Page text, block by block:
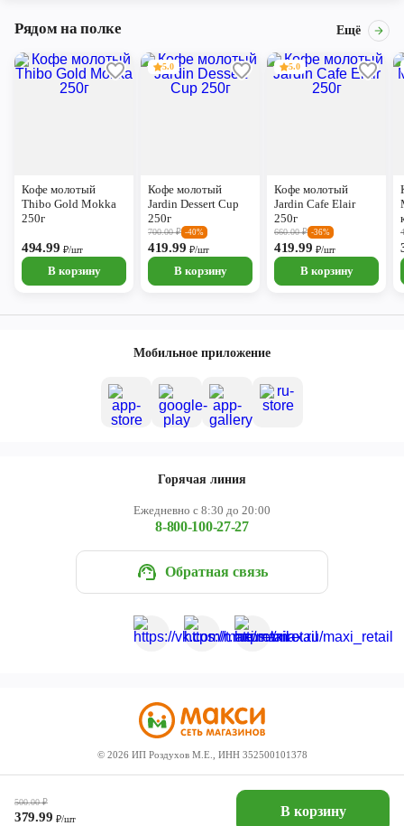
500.00₽
379.99 ₽/шт В корзину
Рядом на полке Ещё
Кофе молотый
Thibo Gold Mokka
250г
494.99 ₽/шт
В корзину
5.0
Кофе молотый
Jardin Dessert Cup
250г
700.00₽ -40%
419.99 ₽/шт
В корзину
5.0
Кофе молотый
Jardin Cafe Elair
250г
660.00₽ -36%
419.99 ₽/шт
В корзину
Мобильное приложение
Горячая линия
Ежедневно с 8:30 до 20:00
8-800-100-27-27
Обратная связь
© 2026 ИП Роздухов М.Е., ИНН 352500101378